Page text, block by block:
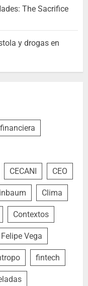
The Sacrifice
y drogas en
CECANI CEO
Clima
Contextos
Felipe Vega
fintech